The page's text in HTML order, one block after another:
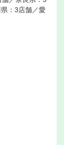
：3店舗／愛